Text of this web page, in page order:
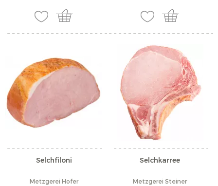
Selchfiloni
Metzgerei Hofer
Selchkarree
Metzgerei Steiner